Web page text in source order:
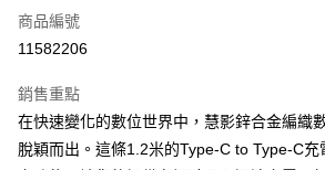
街口支付
AFTEE先享後付
相關說明
【關於「AFTEE先享後付」】
商品編號
11582206
銷售重點
在快速變化的數位世界中，慧影鋅合金編織
脫穎而出。這條1.2米的Type-C to Type-C